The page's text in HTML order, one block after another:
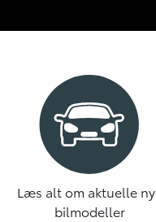
Læs alt om aktuelle
bilmodeller